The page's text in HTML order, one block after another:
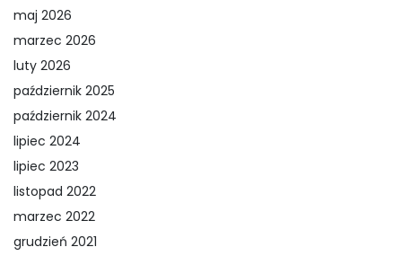
maj 2026
marzec 2026
luty 2026
październik 2025
październik 2024
lipiec 2024
lipiec 2023
listopad 2022
marzec 2022
grudzień 2021